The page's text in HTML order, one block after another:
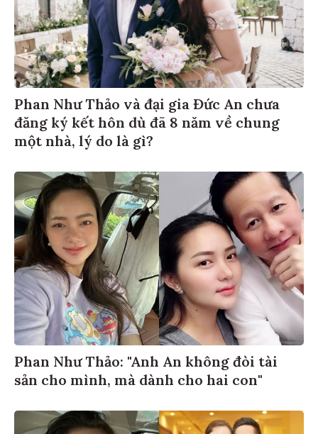
Phan Như Thảo và đại gia Đức An chưa
đăng ký kết hôn dù đã 8 năm về chung
một nhà, lý do là gì?
Phan Như Thảo: "Anh An không đòi tài
sản cho mình, mà dành cho hai con"